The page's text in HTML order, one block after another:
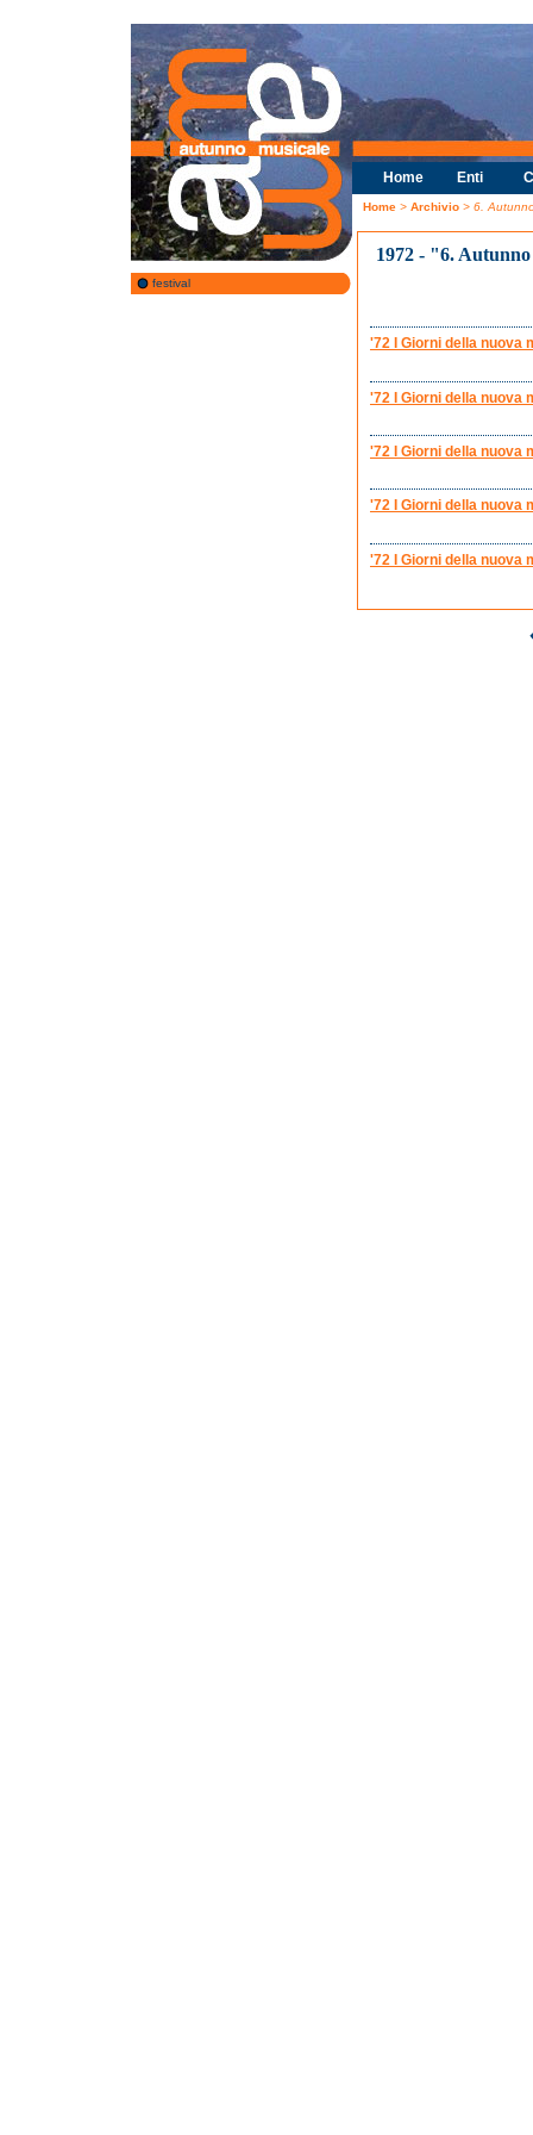
festival
Home Enti
Home > Archivio > 6.
1972 - "6.
'72 I Giorni della nuova
'72 I Giorni della nuova
'72 I Giorni della nuova
'72 I Giorni della nuova
'72 I Giorni della nuova